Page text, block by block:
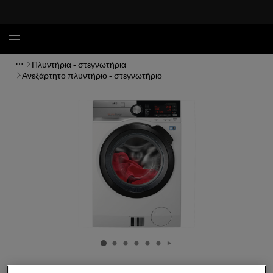
Πλυντήρια - στεγνωτήρια
Ανεξάρτητο πλυντήριο - στεγνωτήριο